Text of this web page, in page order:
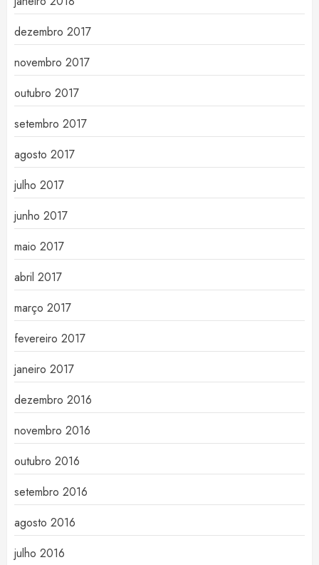
dezembro 2017
novembro 2017
outubro 2017
setembro 2017
agosto 2017
julho 2017
junho 2017
maio 2017
abril 2017
março 2017
fevereiro 2017
janeiro 2017
dezembro 2016
novembro 2016
outubro 2016
setembro 2016
agosto 2016
julho 2016